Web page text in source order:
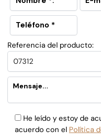
Referencia del producto:
He leído y estoy de
acuerdo con el Política